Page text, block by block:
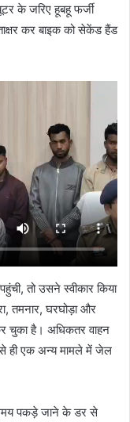
के जरिए हूबहू फर्जी
कर बाइक को सेकेंड हैंड
तो उसने स्वीकार किया
तमनार, घरघोड़ा और
चुका है। अधिकतर वाहन
ही एक अन्य मामले में जेल
पकड़े जाने के डर से